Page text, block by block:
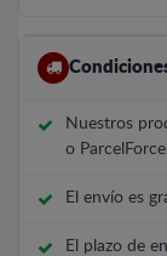
Nuestros
o ParcelForce
El envío es
El plazo de